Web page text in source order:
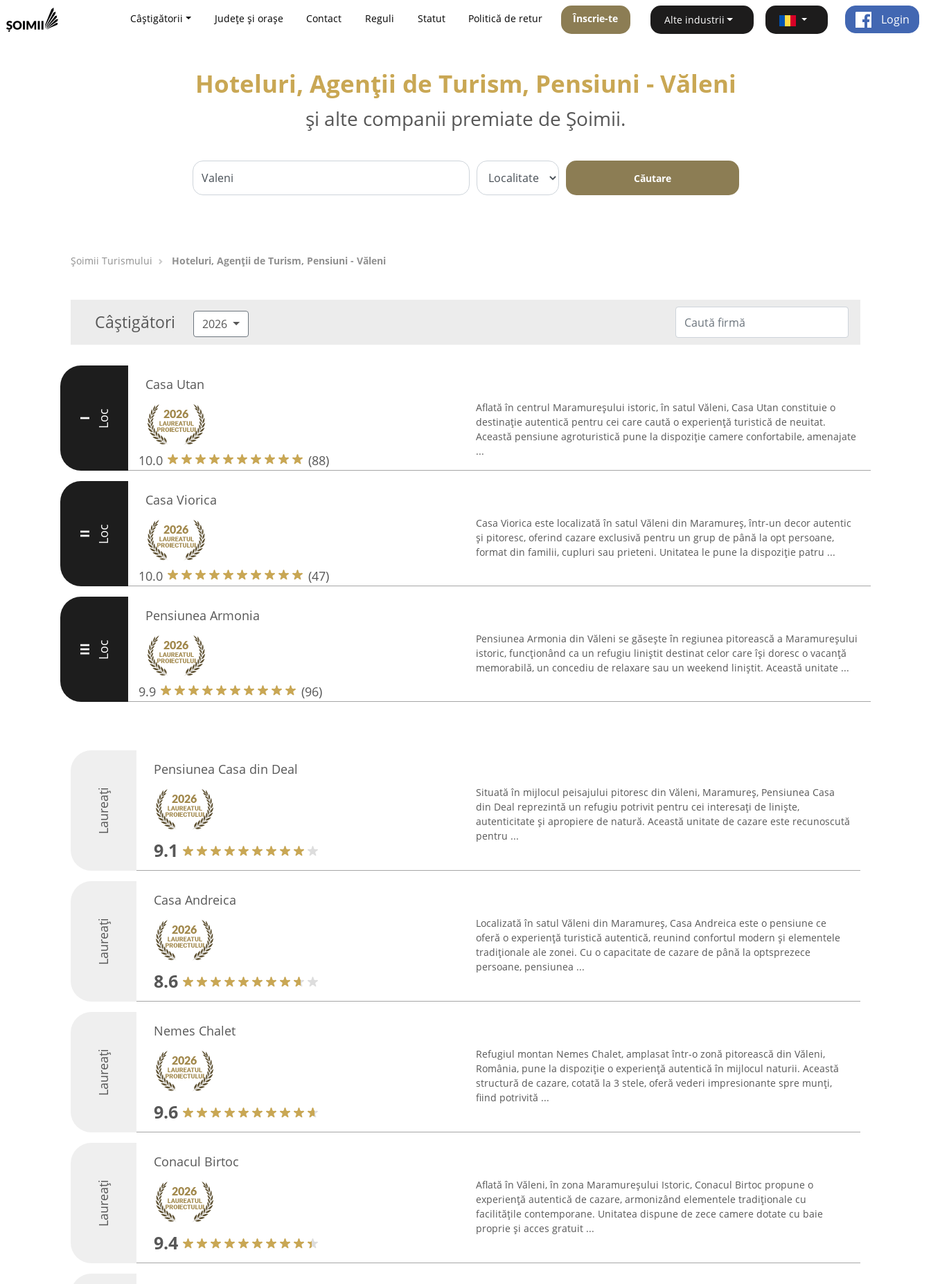
Câștigătorii Județe și orașe Contact Reguli Statut Politică de retur Înscrie-te Alte industrii Login
Hoteluri, Agenții de Turism, Pensiuni - Văleni
și alte companii premiate de Șoimii.
Căutare
Șoimii Turismului Hoteluri, Agenții de Turism, Pensiuni - Văleni
Câștigători 2026
I Loc
Casa Utan
10.0 (88)
Aflată în centrul Maramureșului istoric, în satul Văleni, Casa Utan constituie o
destinație autentică pentru cei care caută o experiență turistică de neuitat.
Această pensiune agroturistică pune la dispoziție camere confortabile, amenajate
...
II Loc
Casa Viorica
10.0 (47)
Casa Viorica este localizată în satul Văleni din Maramureș, într-un decor autentic
și pitoresc, oferind cazare exclusivă pentru un grup de până la opt persoane,
format din familii, cupluri sau prieteni. Unitatea le pune la dispoziție patru ...
III Loc
Pensiunea Armonia
9.9 (96)
Pensiunea Armonia din Văleni se găsește în regiunea pitorească a Maramureșului
istoric, funcționând ca un refugiu liniștit destinat celor care își doresc o vacanță
memorabilă, un concediu de relaxare sau un weekend liniștit. Această unitate ...
Laureați
Pensiunea Casa din Deal
9.1
Situată în mijlocul peisajului pitoresc din Văleni, Maramureș, Pensiunea Casa
din Deal reprezintă un refugiu potrivit pentru cei interesați de liniște,
autenticitate și apropiere de natură. Această unitate de cazare este recunoscută
pentru ...
Laureați
Casa Andreica
8.6
Localizată în satul Văleni din Maramureș, Casa Andreica este o pensiune ce
oferă o experiență turistică autentică, reunind confortul modern și elementele
tradiționale ale zonei. Cu o capacitate de cazare de până la optsprezece
persoane, pensiunea ...
Laureați
Nemes Chalet
9.6
Refugiul montan Nemes Chalet, amplasat într-o zonă pitorească din Văleni,
România, pune la dispoziție o experiență autentică în mijlocul naturii. Această
structură de cazare, cotată la 3 stele, oferă vederi impresionante spre munți,
fiind potrivită ...
Laureați
Conacul Birtoc
9.4
Aflată în Văleni, în zona Maramureșului Istoric, Conacul Birtoc propune o
experiență autentică de cazare, armonizând elementele tradiționale cu
facilitățile contemporane. Unitatea dispune de zece camere dotate cu baie
proprie și acces gratuit ...